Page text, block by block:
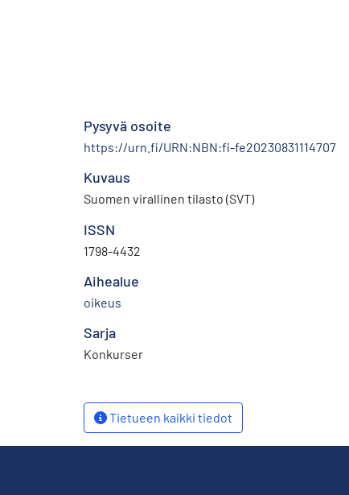
Pysyvä osoite
https://urn.fi/URN:NBN:fi-fe20230831114707
Kuvaus
Suomen virallinen tilasto (SVT)
ISSN
1798-4432
Aihealue
oikeus
Sarja
Konkurser
Tietueen kaikki tiedot